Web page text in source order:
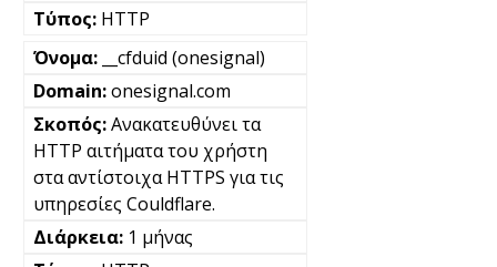
HTTP
__cfduid (onesignal)
onesignal.com
Ανακατευθύνει τα
HTTP αιτήματα του χρήστη
στα αντίστοιχα HTTPS για τις
υπηρεσίες Couldflare.
1 μήνας